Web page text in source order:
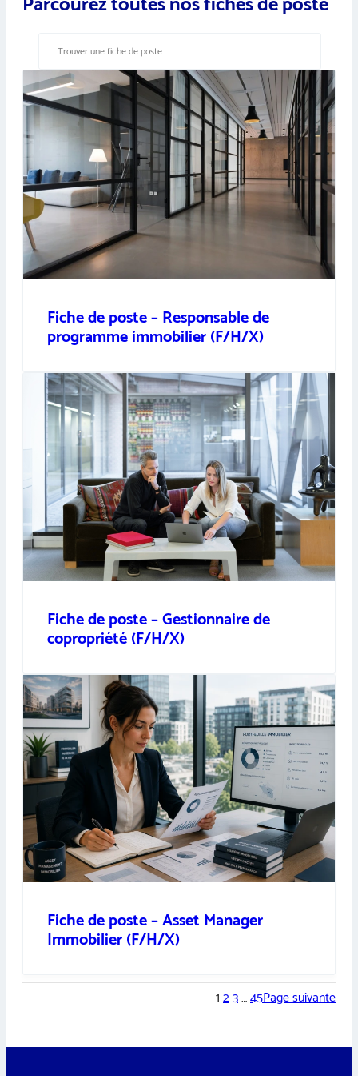
Fiche de poste – Responsable de
programme immobilier (F/H/X)
Fiche de poste – Gestionnaire de
copropriété (F/H/X)
Fiche de poste – Asset Manager
Immobilier (F/H/X)
123…45Page suivante